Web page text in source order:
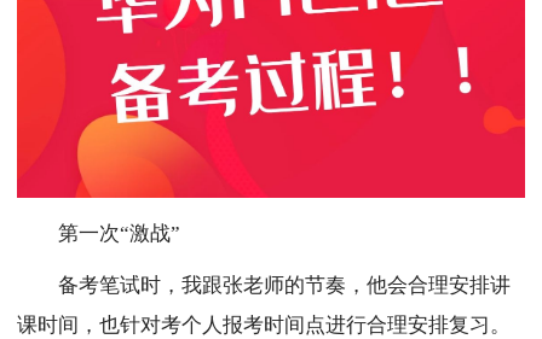
第一次“激战”
备考笔试时，我跟张老师的节奏，他会合理安排讲
课时间，也针对考个人报考时间点进行合理安排复习。